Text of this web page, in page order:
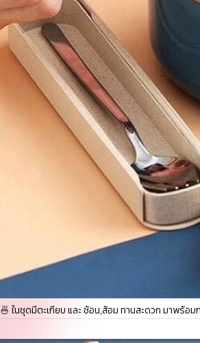
🍜 ในชุดมีตะเกียบ และ ช้อน,ส้อม ทานสะดวก มาพร้